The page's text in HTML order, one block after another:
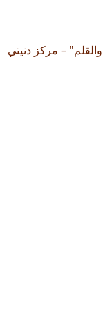
– مركز دنيتي